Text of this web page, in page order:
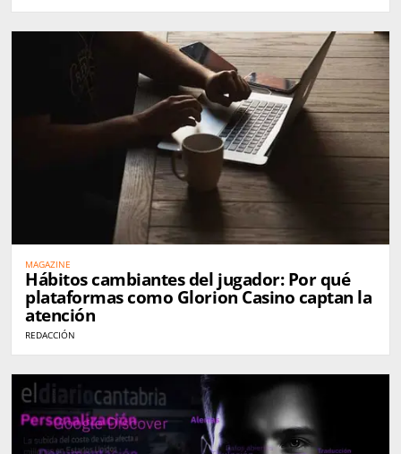
MAGAZINE
Hábitos cambiantes del jugador: Por qué
plataformas como Glorion Casino captan la
atención
REDACCIÓN